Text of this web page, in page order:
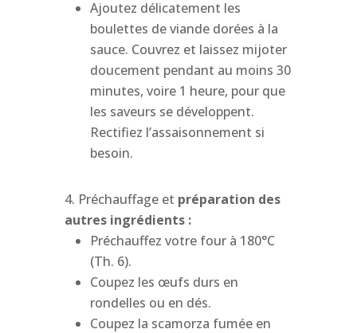
Ajoutez délicatement les
boulettes de viande dorées à la
sauce. Couvrez et laissez mijoter
doucement pendant au moins 30
minutes, voire 1 heure, pour que
les saveurs se développent.
Rectifiez l’assaisonnement si
besoin.
Préchauffage et préparation des
autres ingrédients:
Préchauffez votre four à 180°C
(Th. 6).
Coupez les œufs durs en
rondelles ou en dés.
Coupez la scamorza fumée en